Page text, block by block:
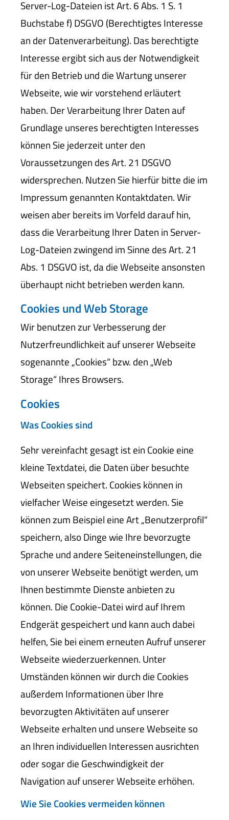
Server-Log-Dateien ist Art. 6 Abs. 1 S. 1
Buchstabe f) DSGVO (Berechtigtes Interesse
an der Datenverarbeitung). Das berechtigte
Interesse ergibt sich aus der Notwendigkeit
für den Betrieb und die Wartung unserer
Webseite, wie wir vorstehend erläutert
haben. Der Verarbeitung Ihrer Daten auf
Grundlage unseres berechtigten Interesses
können Sie jederzeit unter den
Voraussetzungen des Art. 21 DSGVO
widersprechen. Nutzen Sie hierfür bitte die im
Impressum genannten Kontaktdaten. Wir
weisen aber bereits im Vorfeld darauf hin,
dass die Verarbeitung Ihrer Daten in Server-
Log-Dateien zwingend im Sinne des Art. 21
Abs. 1 DSGVO ist, da die Webseite ansonsten
überhaupt nicht betrieben werden kann.
Cookies und Web Storage
Wir benutzen zur Verbesserung der
Nutzerfreundlichkeit auf unserer Webseite
sogenannte „Cookies“ bzw. den „Web
Storage“ Ihres Browsers.
Cookies
Was Cookies sind
Sehr vereinfacht gesagt ist ein Cookie eine
kleine Textdatei, die Daten über besuchte
Webseiten speichert. Cookies können in
vielfacher Weise eingesetzt werden. Sie
können zum Beispiel eine Art „Benutzerprofil“
speichern, also Dinge wie Ihre bevorzugte
Sprache und andere Seiteneinstellungen, die
von unserer Webseite benötigt werden, um
Ihnen bestimmte Dienste anbieten zu
können. Die Cookie-Datei wird auf Ihrem
Endgerät gespeichert und kann auch dabei
helfen, Sie bei einem erneuten Aufruf unserer
Webseite wiederzuerkennen. Unter
Umständen können wir durch die Cookies
außerdem Informationen über Ihre
bevorzugten Aktivitäten auf unserer
Webseite erhalten und unsere Webseite so
an Ihren individuellen Interessen ausrichten
oder sogar die Geschwindigkeit der
Navigation auf unserer Webseite erhöhen.
Wie Sie Cookies vermeiden können